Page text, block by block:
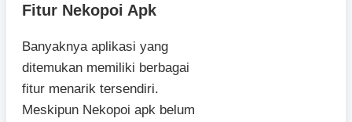
Fitur Nekopoi Apk
Banyaknya aplikasi yang
ditemukan memiliki berbagai
fitur menarik tersendiri.
Meskipun Nekopoi apk belum